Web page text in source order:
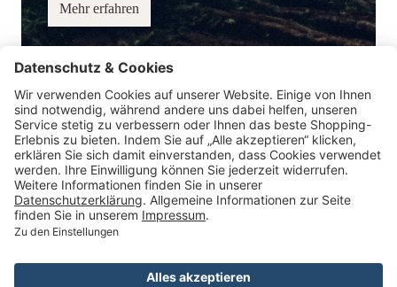
Mehr erfahren
Service-Hotline
Information
Service
Zahlungsmöglichkeiten
* Alle Preise inkl. gesetzl. Mehrwertsteuer.